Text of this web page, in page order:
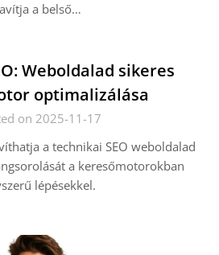
a belső…
Weboldalad sikeres
optimalizálása
on 2025-11-17
a technikai SEO weboldalad
a keresőmotorokban
lépésekkel.